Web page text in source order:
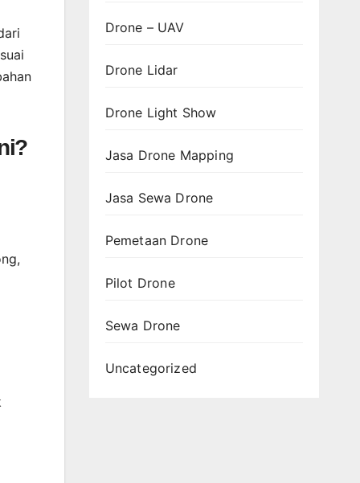
Drone – UAV
Drone Lidar
Drone Light Show
Jasa Drone Mapping
Jasa Sewa Drone
Pemetaan Drone
Pilot Drone
Sewa Drone
Uncategorized